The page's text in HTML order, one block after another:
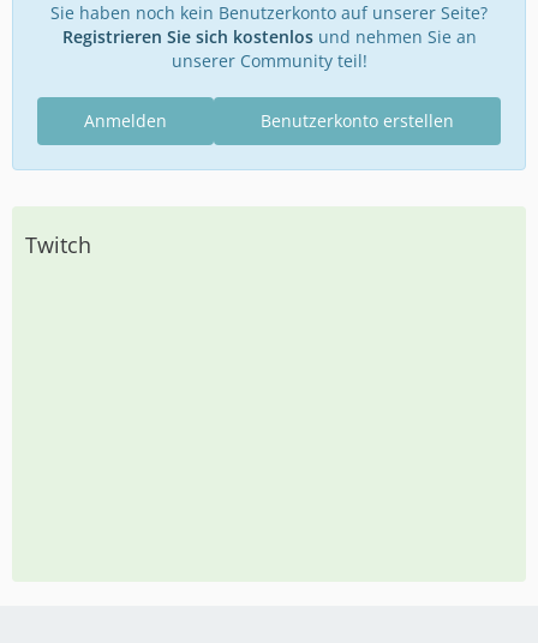
Sie haben noch kein Benutzerkonto auf unserer Seite?
Registrieren Sie sich kostenlosund nehmen Sie an
unserer Community teil!
Benutzerkonto erstellen
Anmelden
Twitch